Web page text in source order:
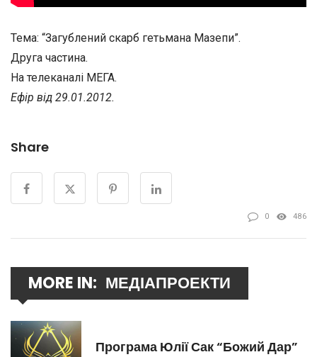
Тема: “Загублений скарб гетьмана Мазепи”.
Друга частина.
На телеканалі МЕГА.
Ефір від 29.01.2012.
Share
0 486
MORE IN: МЕДІАПРОЕКТИ
Програма Юлії Сак “Божий Дар”